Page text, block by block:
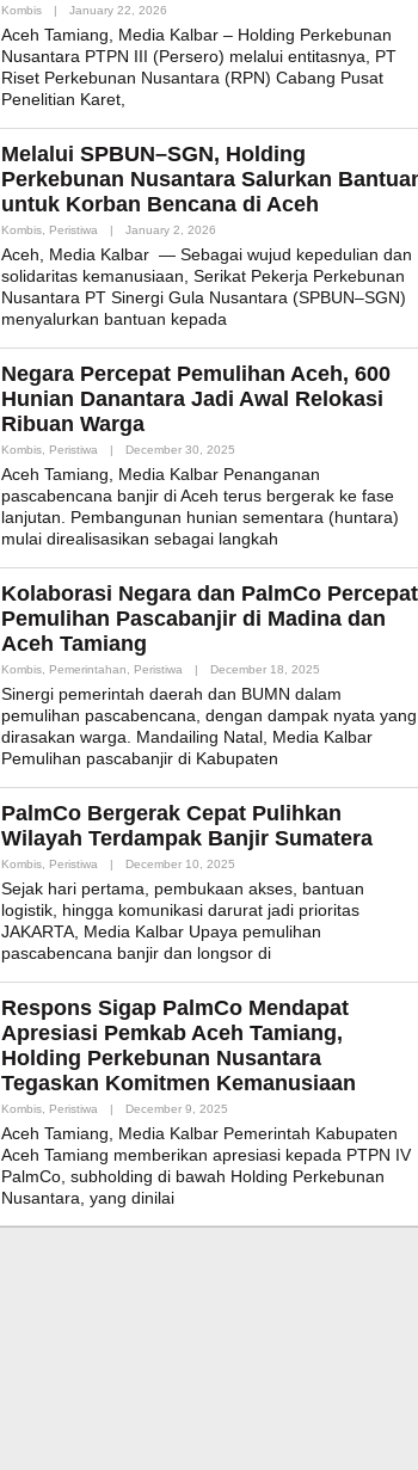
Kombis | January 22, 2026
Aceh Tamiang, Media Kalbar – Holding Perkebunan
Nusantara PTPN III (Persero) melalui entitasnya, PT
Riset Perkebunan Nusantara (RPN) Cabang Pusat
Penelitian Karet,
Melalui SPBUN–SGN, Holding
Perkebunan Nusantara Salurkan
untuk Korban Bencana di Aceh
Kombis, Peristiwa | January 2, 2026
Aceh, Media Kalbar — Sebagai wujud kepedulian dan
solidaritas kemanusiaan, Serikat Pekerja Perkebunan
Nusantara PT Sinergi Gula Nusantara (SPBUN–SGN)
menyalurkan bantuan kepada
Negara Percepat Pemulihan Aceh, 600
Hunian Danantara Jadi Awal Relokasi
Ribuan Warga
Kombis, Peristiwa | December 30, 2025
Aceh Tamiang, Media Kalbar Penanganan
pascabencana banjir di Aceh terus bergerak ke fase
lanjutan. Pembangunan hunian sementara (huntara)
mulai direalisasikan sebagai langkah
Kolaborasi Negara dan PalmCo Percepat
Pemulihan Pascabanjir di Madina dan
Aceh Tamiang
Kombis, Pemerintahan, Peristiwa | December 18, 2025
Sinergi pemerintah daerah dan BUMN dalam
pemulihan pascabencana, dengan dampak nyata yang
dirasakan warga. Mandailing Natal, Media Kalbar
Pemulihan pascabanjir di Kabupaten
PalmCo Bergerak Cepat Pulihkan
Wilayah Terdampak Banjir Sumatera
Kombis, Peristiwa | December 10, 2025
Sejak hari pertama, pembukaan akses, bantuan
logistik, hingga komunikasi darurat jadi prioritas
JAKARTA, Media Kalbar Upaya pemulihan
pascabencana banjir dan longsor di
Respons Sigap PalmCo Mendapat
Apresiasi Pemkab Aceh Tamiang,
Holding Perkebunan Nusantara
Tegaskan Komitmen Kemanusiaan
Kombis, Peristiwa | December 9, 2025
Aceh Tamiang, Media Kalbar Pemerintah Kabupaten
Aceh Tamiang memberikan apresiasi kepada PTPN IV
PalmCo, subholding di bawah Holding Perkebunan
Nusantara, yang dinilai